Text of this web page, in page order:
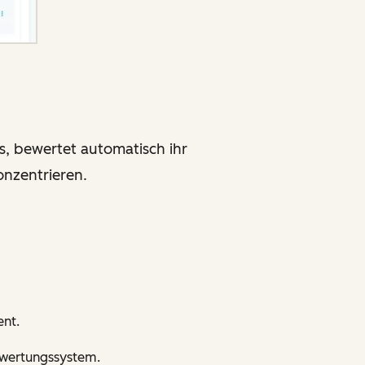
bewertet automatisch ihr